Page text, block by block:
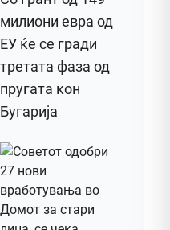
милиони евра од
ЕУ ќе се гради
третата фаза од
пругата кон
Бугарија